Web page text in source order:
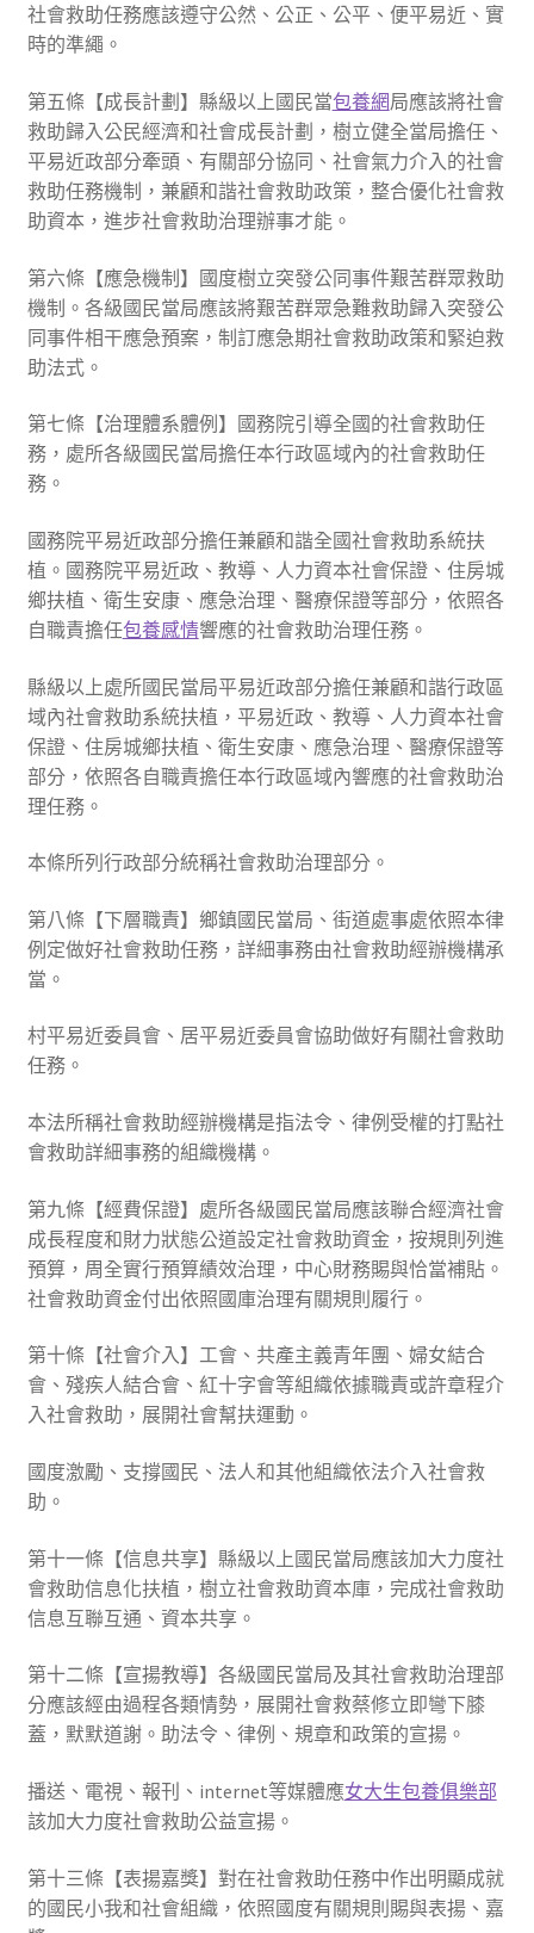
社會救助任務應該遵守公然、公正、公平、便平易近、實
時的準繩。
第五條【成長計劃】縣級以上國民當包養網局應該將社會
救助歸入公民經濟和社會成長計劃，樹立健全當局擔任、
平易近政部分牽頭、有關部分協同、社會氣力介入的社會
救助任務機制，兼顧和諧社會救助政策，整合優化社會救
助資本，進步社會救助治理辦事才能。
第六條【應急機制】國度樹立突發公同事件艱苦群眾救助
機制。各級國民當局應該將艱苦群眾急難救助歸入突發公
同事件相干應急預案，制訂應急期社會救助政策和緊迫救
助法式。
第七條【治理體系體例】國務院引導全國的社會救助任
務，處所各級國民當局擔任本行政區域內的社會救助任
務。
國務院平易近政部分擔任兼顧和諧全國社會救助系統扶
植。國務院平易近政、教導、人力資本社會保證、住房城
鄉扶植、衛生安康、應急治理、醫療保證等部分，依照各
自職責擔任包養感情響應的社會救助治理任務。
縣級以上處所國民當局平易近政部分擔任兼顧和諧行政區
域內社會救助系統扶植，平易近政、教導、人力資本社會
保證、住房城鄉扶植、衛生安康、應急治理、醫療保證等
部分，依照各自職責擔任本行政區域內響應的社會救助治
理任務。
本條所列行政部分統稱社會救助治理部分。
第八條【下層職責】鄉鎮國民當局、街道處事處依照本律
例定做好社會救助任務，詳細事務由社會救助經辦機構承
當。
村平易近委員會、居平易近委員會協助做好有關社會救助
任務。
本法所稱社會救助經辦機構是指法令、律例受權的打點社
會救助詳細事務的組織機構。
第九條【經費保證】處所各級國民當局應該聯合經濟社會
成長程度和財力狀態公道設定社會救助資金，按規則列進
預算，周全實行預算績效治理，中心財務賜與恰當補貼。
社會救助資金付出依照國庫治理有關規則履行。
第十條【社會介入】工會、共產主義青年團、婦女結合
會、殘疾人結合會、紅十字會等組織依據職責或許章程介
入社會救助，展開社會幫扶運動。
國度激勵、支撐國民、法人和其他組織依法介入社會救
助。
第十一條【信息共享】縣級以上國民當局應該加大力度社
會救助信息化扶植，樹立社會救助資本庫，完成社會救助
信息互聯互通、資本共享。
第十二條【宣揚教導】各級國民當局及其社會救助治理部
分應該經由過程各類情勢，展開社會救蔡修立即彎下膝
蓋，默默道謝。助法令、律例、規章和政策的宣揚。
播送、電視、報刊、internet等媒體應女大生包養俱樂部
該加大力度社會救助公益宣揚。
第十三條【表揚嘉獎】對在社會救助任務中作出明顯成就
的國民小我和社會組織，依照國度有關規則賜與表揚、嘉